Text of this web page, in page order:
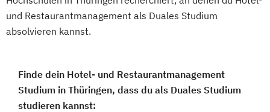
und Restaurantmanagement als Duales Studium
absolvieren kannst.
Finde dein Hotel- und Restaurantmanagement
Studium in Thüringen, dass du als Duales Studium
studieren kannst: